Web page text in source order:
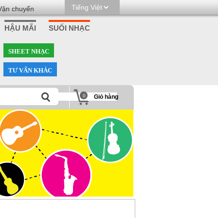
chuyển
HẬU MÃI SUỐI NHẠC
SHEET NHẠC
TƯ VẤN KHÁC
0 Giỏ hàng